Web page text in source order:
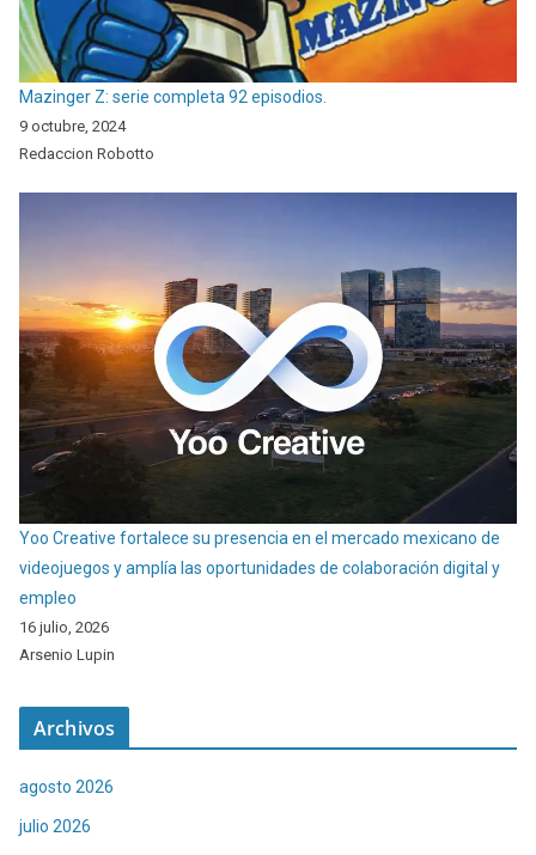
Mazinger Z: serie completa 92 episodios.
9 octubre, 2024
Redaccion Robotto
Yoo Creative fortalece su presencia en el mercado mexicano de
videojuegos y amplía las oportunidades de colaboración digital y
empleo
16 julio, 2026
Arsenio Lupin
Archivos
agosto 2026
julio 2026